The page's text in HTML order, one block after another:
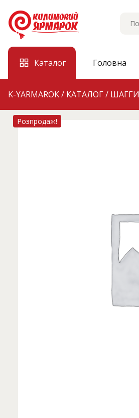
content
Каталог Головна
K-YARMAROK/ КАТАЛОГ/ ШАГГИ
Розпродаж!